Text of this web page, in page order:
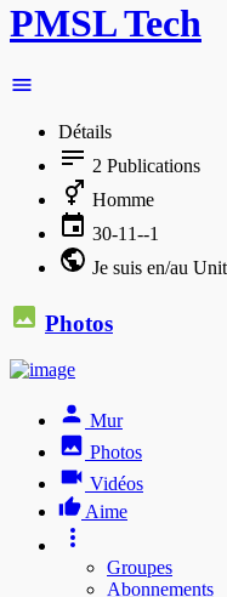
PMSL Tech
Détails
2 Publications
Homme
30-11--1
Je suis en/au
Photos
Mur
Photos
Vidéos
Aime
Groupes
Abonnements